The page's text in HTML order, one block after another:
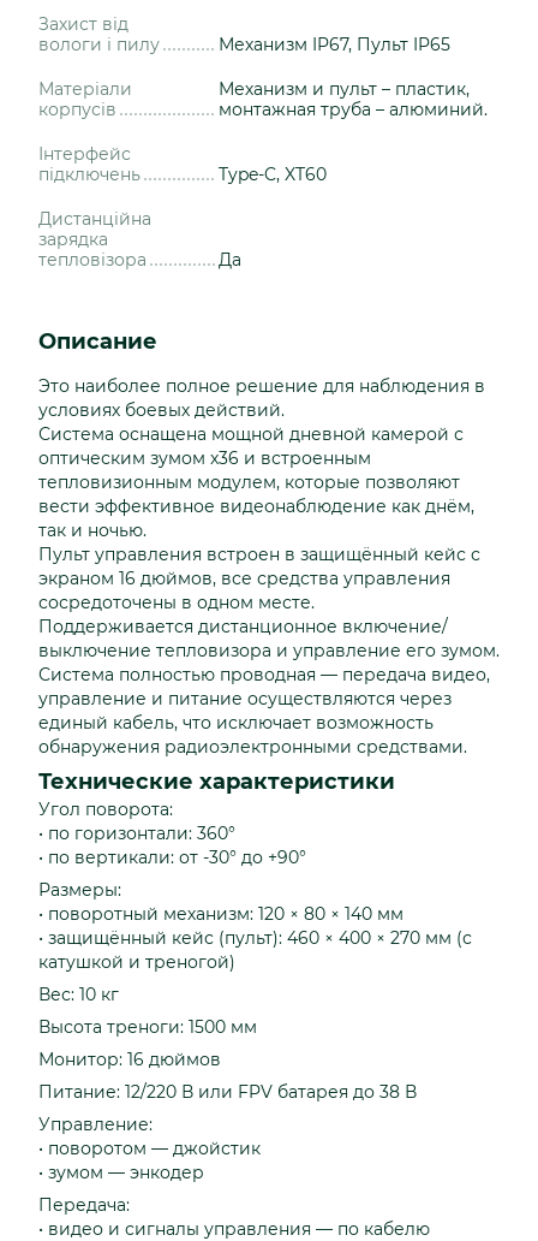
Захист від
вологи і пилу
Механизм IP67, Пульт IP65
Матеріали
корпусів
Механизм и пульт – пластик,
монтажная труба – алюминий.
Інтерфейс
підключень
Type-C, XT60
Дистанційна
зарядка
тепловізора
Да
Описание
Это наиболее полное решение для наблюдения в
условиях боевых действий.
Система оснащена мощной дневной камерой с
оптическим зумом x36 и встроенным
тепловизионным модулем, которые позволяют
вести эффективное видеонаблюдение как днём,
так и ночью.
Пульт управления встроен в защищённый кейс с
экраном 16 дюймов, все средства управления
сосредоточены в одном месте.
Поддерживается дистанционное включение/
выключение тепловизора и управление его зумом.
Система полностью проводная — передача видео,
управление и питание осуществляются через
единый кабель, что исключает возможность
обнаружения радиоэлектронными средствами.
Технические характеристики
Угол поворота:
• по горизонтали: 360°
• по вертикали: от -30° до +90°
Размеры:
• поворотный механизм: 120 × 80 × 140 мм
• защищённый кейс (пульт): 460 × 400 × 270 мм (с
катушкой и треногой)
Вес: 10 кг
Высота треноги: 1500 мм
Монитор: 16 дюймов
Питание: 12/220 В или FPV батарея до 38 В
Управление:
• поворотом — джойстик
• зумом — энкодер
Передача:
• видео и сигналы управления — по кабелю